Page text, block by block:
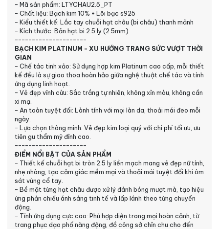
- Mã sản phẩm: LTYCHAU2.5_PT
- Chất liệu: Bạch kim 10% + Lõi bạc s925
- Kiểu thiết kế: Lắc tay chuỗi hạt châu (bi châu) thanh mảnh
- Kích thước: Bản hạt bi 2.5 ly (2.5mm)
---------------------
BẠCH KIM PLATINUM - XU HƯỚNG TRANG SỨC VƯỢT THỜI
GIAN
- Chế tác tinh xảo: Sử dụng hợp kim Platinum cao cấp, mỗi thiết
kế đều là sự giao thoa hoàn hảo giữa nghệ thuật chế tác và tính
ứng dụng linh hoạt.
- Vẻ đẹp vĩnh cửu: Sắc trắng tự nhiên, không xỉn màu, không cần
xi mạ.
- An toàn tuyệt đối: Lành tính với mọi làn da, thoải mái đeo mỗi
ngày.
- Lựa chọn thông minh: Vẻ đẹp kim loại quý với chi phí tối ưu, ưu
tiên gu thẩm mỹ đỉnh cao.
---------------------
ĐIỂM NỔI BẬT CỦA SẢN PHẨM
- Thiết kế chuỗi hạt bi tròn 2.5 ly liền mạch mang vẻ đẹp nữ tính,
nhẹ nhàng, tạo cảm giác mềm mại và thoải mái tuyệt đối khi ôm
sát vùng cổ tay.
- Bề mặt từng hạt châu được xử lý đánh bóng mượt mà, tạo hiệu
ứng phản chiếu ánh sáng tinh tế và lấp lánh theo từng chuyển
động.
- Tính ứng dụng cực cao: Phù hợp diện trong mọi hoàn cảnh, từ
trang phục dạo phố năng động, đồ công sở chỉn chu cho đến